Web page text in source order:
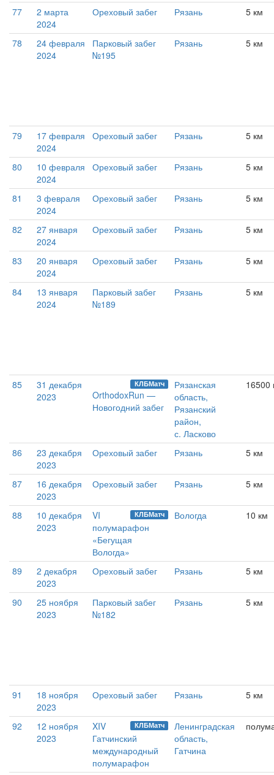
77
2 марта
2024
Ореховый забег Рязань 5 км
78
24 февраля
2024
Парковый забег
№195
Рязань 5 км
79
17 февраля
2024
Ореховый забег Рязань 5 км
80
10 февраля
2024
Ореховый забег Рязань 5 км
81
3 февраля
2024
Ореховый забег Рязань 5 км
82
27 января
2024
Ореховый забег Рязань 5 км
83
20 января
2024
Ореховый забег Рязань 5 км
84
13 января
2024
Парковый забег
№189
Рязань 5 км
85
31 декабря
2023
КЛБМатч
OrthodoxRun —
Новогодний забег
Рязанская
область,
Рязанский
район,
с. Ласково
16500
86
23 декабря
2023
Ореховый забег Рязань 5 км
87
16 декабря
2023
Ореховый забег Рязань 5 км
88
10 декабря
2023
КЛБМатч
VI
полумарафон
«Бегущая
Вологда»
Вологда 10 км
89
2 декабря
2023
Ореховый забег Рязань 5 км
90
25 ноября
2023
Парковый забег
№182
Рязань 5 км
91
18 ноября
2023
Ореховый забег Рязань 5 км
92
12 ноября
2023
КЛБМатч
XIV
Гатчинский
международный
полумарафон
Ленинградская
область,
Гатчина